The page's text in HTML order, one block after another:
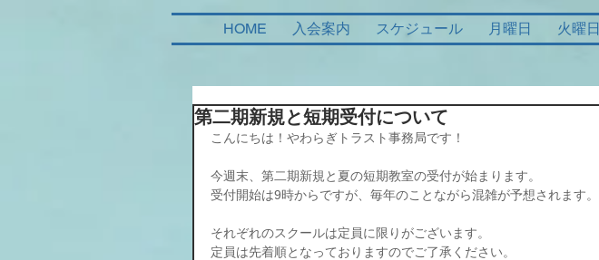
HOME 入会案内 スケジュール 月曜日 火曜日
第二期新規と短期受付について
こんにちは！やわらぎトラスト事務局です！
今週末、第二期新規と夏の短期教室の受付が始まります。
受付開始は9時からですが、毎年のことながら混雑が予想されます。
それぞれのスクールは定員に限りがございます。
定員は先着順となっておりますのでご了承ください。